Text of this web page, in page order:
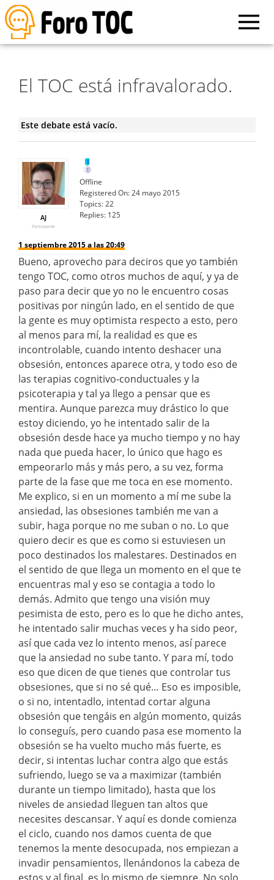
El TOC está infravalorado.
Este debate está vacío.
AJ
Participante
Offline
Registered On:24 mayo 2015
Topics:22
Replies: 125
1 septiembre 2015 a las 20:49
Bueno, aprovecho para deciros que yo también
tengo TOC, como otros muchos de aquí, y ya de
paso para decir que yo no le encuentro cosas
positivas por ningún lado, en el sentido de que
la gente es muy optimista respecto a esto, pero
al menos para mí, la realidad es que es
incontrolable, cuando intento deshacer una
obsesión, entonces aparece otra, y todo eso de
las terapias cognitivo-conductuales y la
psicoterapia y tal ya llego a pensar que es
mentira. Aunque parezca muy drástico lo que
estoy diciendo, yo he intentado salir de la
obsesión desde hace ya mucho tiempo y no hay
nada que pueda hacer, lo único que hago es
empeorarlo más y más pero, a su vez, forma
parte de la fase que me toca en ese momento.
Me explico, si en un momento a mí me sube la
ansiedad, las obsesiones también me van a
subir, haga porque no me suban o no. Lo que
quiero decir es que es como si estuviesen un
poco destinados los malestares. Destinados en
el sentido de que llega un momento en el que te
encuentras mal y eso se contagia a todo lo
demás. Admito que tengo una visión muy
pesimista de esto, pero es lo que he dicho antes,
he intentado salir muchas veces y ha sido peor,
así que cada vez lo intento menos, así parece
que la ansiedad no sube tanto. Y para mí, todo
eso que dicen de que tienes que controlar tus
obsesiones, que si no sé qué… Eso es imposible,
o si no, intentadlo, intentad cortar alguna
obsesión que tengáis en algún momento, quizás
lo conseguís, pero cuando pasa ese momento la
obsesión se ha vuelto mucho más fuerte, es
decir, si intentas luchar contra algo que estás
sufriendo, luego se va a maximizar (también
durante un tiempo limitado), hasta que los
niveles de ansiedad lleguen tan altos que
necesites descansar. Y aquí es donde comienza
el ciclo, cuando nos damos cuenta de que
tenemos la mente desocupada, nos empiezan a
invadir pensamientos, llenándonos la cabeza de
estos y al final, es lo mismo de siempre. No solo